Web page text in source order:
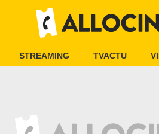
STREAMING TVACTU